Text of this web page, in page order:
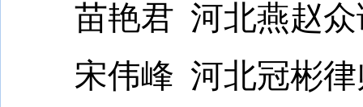
苗艳君 河北燕赵众
宋伟峰 河北冠彬律